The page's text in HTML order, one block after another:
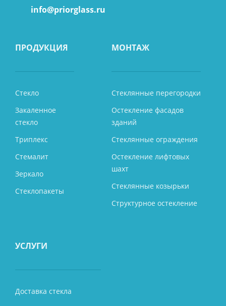
info@priorglass.ru
ПРОДУКЦИЯ
Стекло
Закаленное
стекло
Триплекс
Стемалит
Зеркало
Стеклопакеты
МОНТАЖ
Стеклянные перегородки
Остекление фасадов
зданий
Стеклянные ограждения
Остекление лифтовых
шахт
Стеклянные козырьки
Структурное остекление
УСЛУГИ
Доставка стекла